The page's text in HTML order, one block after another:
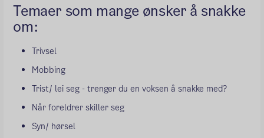
Temaer som mange ønsker å snakke
om:
Trivsel
Mobbing
Trist/ lei seg - trenger du en voksen å snakke med?
Når foreldrer skiller seg
Syn/ hørsel